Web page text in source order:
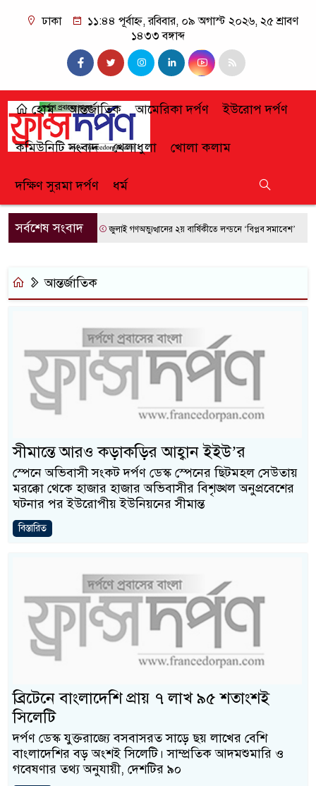
ঢাকা
১১:৪৪ পূর্বাহ্ন, রবিবার, ০৯ অগাস্ট ২০২৬, ২৫ শ্রাবণ
১৪৩৩ বঙ্গাব্দ
হোম আন্তর্জাতিক আমেরিকা দর্পণ ইউরোপ দর্পণ
কমিউনিটি সংবাদ খেলাধুলা খোলা কলাম
দক্ষিণ সুরমা দর্পণ ধর্ম
সর্বশেষ সংবাদ জুলাই গণঅভ্যুত্থানের ২য় বার্ষিকীতে লন্ডনে ‘বিপ্লব সমাবেশ’
আন্তর্জাতিক
সীমান্তে আরও কড়াকড়ির আহ্বান ইইউ’র
স্পেনে অভিবাসী সংকট দর্পণ ডেস্ক স্পেনের ছিটমহল সেউতায়
মরক্কো থেকে হাজার হাজার অভিবাসীর বিশৃঙ্খল অনুপ্রবেশের
ঘটনার পর ইউরোপীয় ইউনিয়নের সীমান্ত
বিস্তারিত
ব্রিটেনে বাংলাদেশি প্রায় ৭ লাখ ৯৫ শতাংশই
সিলেটি
দর্পণ ডেস্ক যুক্তরাজ্যে বসবাসরত সাড়ে ছয় লাখের বেশি
বাংলাদেশির বড় অংশই সিলেটি। সাম্প্রতিক আদমশুমারি ও
গবেষণার তথ্য অনুযায়ী, দেশটির ৯০